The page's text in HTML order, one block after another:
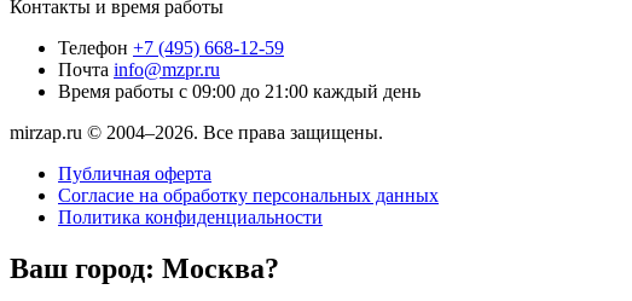
Контакты и время работы
Телефон +7 (495) 668-12-59
Почта info@mzpr.ru
Время работы с 09:00 до 21:00 каждый день
mirzap.ru © 2004–2026. Все права защищены.
Публичная оферта
Согласие на обработку персональных данных
Политика конфиденциальности
Ваш город: Москва?